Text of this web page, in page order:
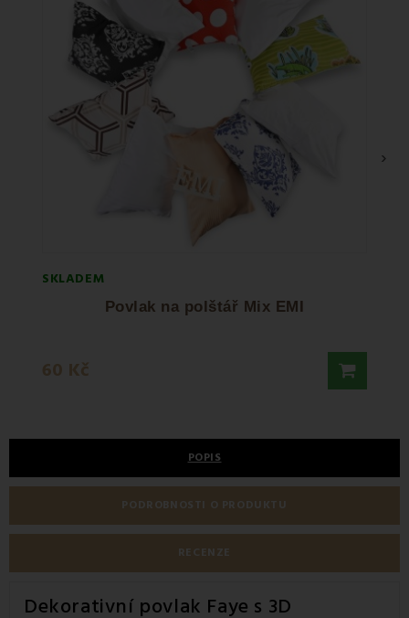
SKLADEM
Povlak na polštář Mix EMI
60 Kč
›
POPIS
PODROBNOSTI O PRODUKTU
RECENZE
Dekorativní povlak Faye s 3D